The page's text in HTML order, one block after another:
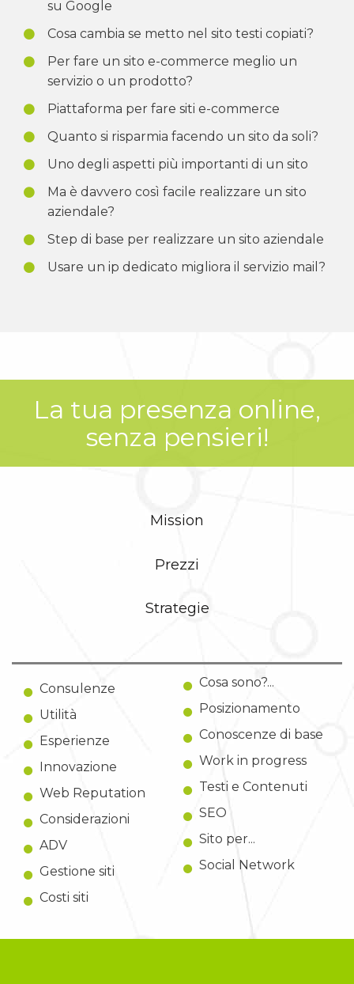
su Google
Cosa cambia se metto nel sito testi copiati?
Per fare un sito e-commerce meglio un
servizio o un prodotto?
Piattaforma per fare siti e-commerce
Quanto si risparmia facendo un sito da soli?
Uno degli aspetti più importanti di un sito
Ma è davvero così facile realizzare un sito
aziendale?
Step di base per realizzare un sito aziendale
Usare un ip dedicato migliora il servizio mail?
La tua presenza online,
senza pensieri!
Mission
Prezzi
Strategie
Consulenze
Utilità
Esperienze
Innovazione
Web Reputation
Considerazioni
ADV
Gestione siti
Costi siti
Cosa sono?...
Posizionamento
Conoscenze di base
Work in progress
Testi e Contenuti
SEO
Sito per...
Social Network